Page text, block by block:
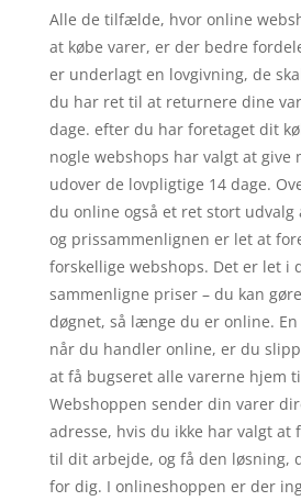
Alle de tilfælde, hvor online
at købe varer, er der bedre
er underlagt en lovgivning, de
du har ret til at returnere dine
dage. efter du har foretaget dit
nogle webshops har valgt at give
udover de lovpligtige 14 dage.
du online også et ret stort udvalg
og prissammenlignen er let at
forskellige webshops. Det er let i
sammenligne priser – du kan
døgnet, så længe du er online.
når du handler online, er du
at få bugseret alle varerne hjem
Webshoppen sender din varer
adresse, hvis du ikke har valgt at
til dit arbejde, og få den løsning,
for dig. I onlineshoppen er der